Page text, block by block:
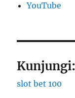
YouTube
Kunjungi:
slot bet 100